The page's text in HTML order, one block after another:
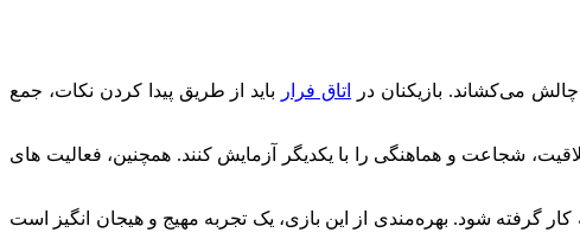
می‌کشاند. بازیکنان در اتاق فرار
باید از طریق پیدا کردن نکات، جمع
شجاعت و هماهنگی را با یکدیگر آزمایش کنند. همچنین، فعالیت های
گرفته شود. بهره‌مندی از این بازی، یک تجربه مهیج و هیجان انگیز است